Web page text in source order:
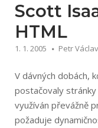
pro
začátečníky“
Scott
HTML
1. 1. 2005 Petr
V dávných dobách,
postačovaly
využíván převážně
požaduje